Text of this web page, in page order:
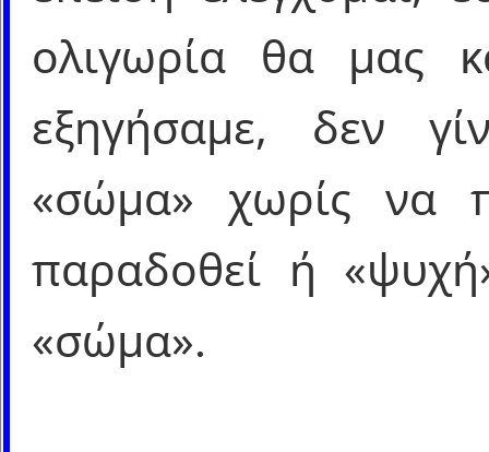
ολιγωρία θα μας
εξηγήσαμε, δεν
«σώμα» χωρίς να
παραδοθεί ή
«σώμα».